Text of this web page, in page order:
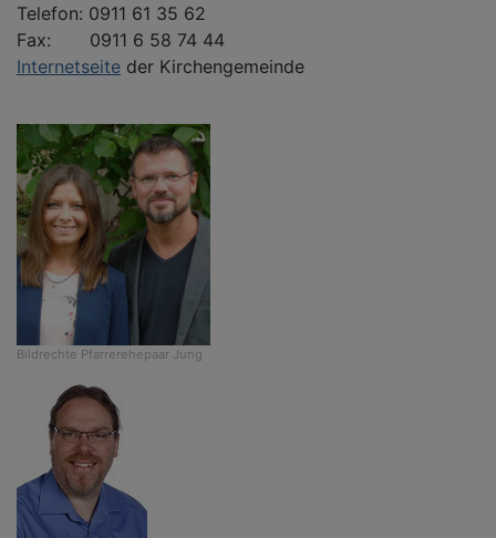
Telefon: 0911 61 35 62
Fax: 0911 6 58 74 44
Internetseite der Kirchengemeinde
Bildrechte Pfarrerehepaar Jung